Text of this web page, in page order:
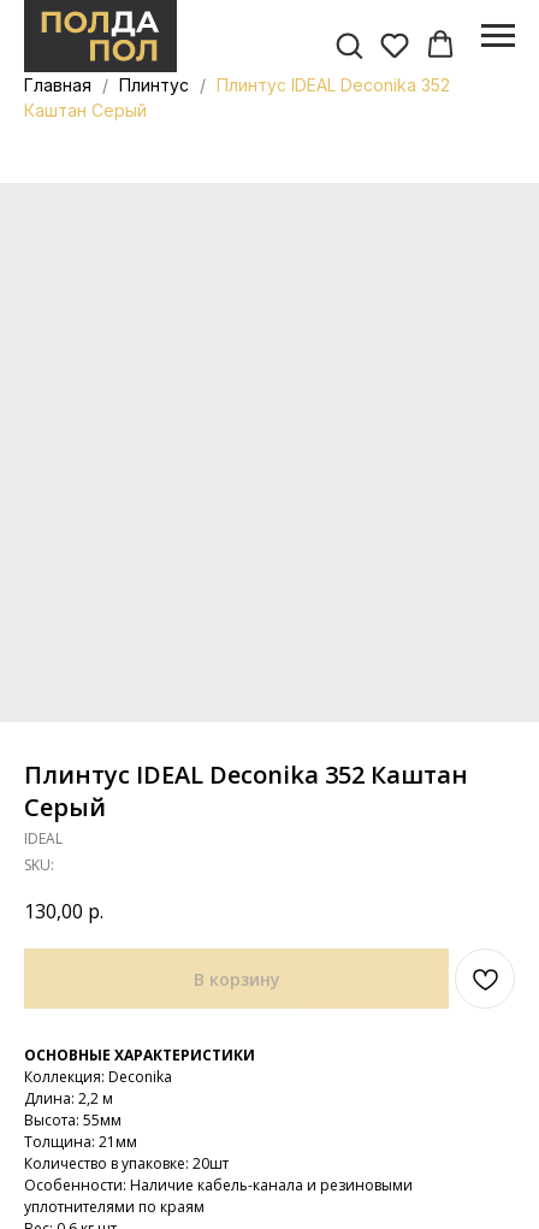
Главная Плинтус
Плинтус IDEAL Deconika 352
Каштан Серый
Плинтус IDEAL Deconika 352 Каштан
Серый
IDEAL
SKU:
130,00 р.
В корзину
ОСНОВНЫЕ ХАРАКТЕРИСТИКИ
Коллекция: Deconika
Длина: 2,2 м
Высота: 55мм
Толщина: 21мм
Количество в упаковке: 20шт
Особенности: Наличие кабель-канала и резиновыми
уплотнителями по краям